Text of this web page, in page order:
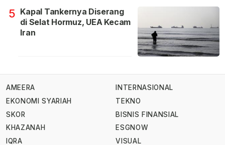
5 Kapal Tankernya Diserang
di Selat Hormuz, UEA Kecam
Iran
AMEERA
EKONOMI SYARIAH
SKOR
KHAZANAH
IQRA
INTERNASIONAL
TEKNO
BISNIS FINANSIAL
ESGNOW
VISUAL